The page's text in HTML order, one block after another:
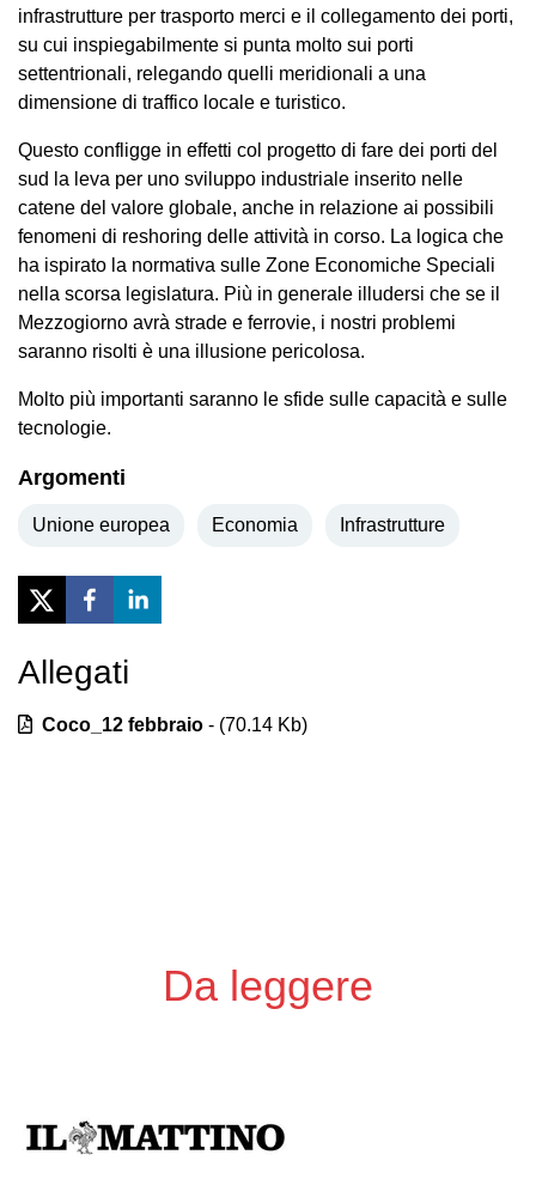
infrastrutture per trasporto merci e il collegamento dei porti,
su cui inspiegabilmente si punta molto sui porti
settentrionali, relegando quelli meridionali a una
dimensione di traffico locale e turistico.
Questo confligge in effetti col progetto di fare dei porti del
sud la leva per uno sviluppo industriale inserito nelle
catene del valore globale, anche in relazione ai possibili
fenomeni di reshoring delle attività in corso. La logica che
ha ispirato la normativa sulle Zone Economiche Speciali
nella scorsa legislatura. Più in generale illudersi che se il
Mezzogiorno avrà strade e ferrovie, i nostri problemi
saranno risolti è una illusione pericolosa.
Molto più importanti saranno le sfide sulle capacità e sulle
tecnologie.
Argomenti
Unione europea Economia Infrastrutture
Previous
Allegati
Coco_12 febbraio - (70.14 Kb)
Da leggere